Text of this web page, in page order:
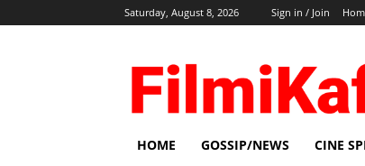
Saturday, August 8, 2026 Sign in / Join
HOME GOSSIP/NEWS CINE